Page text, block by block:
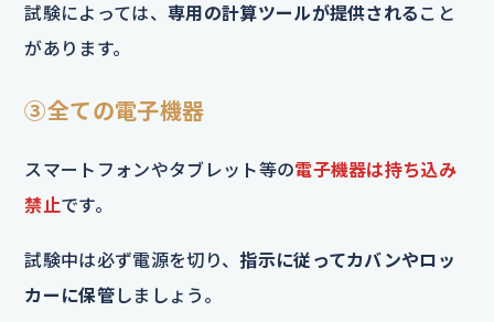
試験によっては、 専用の計算ツールが提供される こと
があります。
③全ての電子機器
スマートフォンやタブレット等の電子機器は持ち込み
禁止です。
試験中は必ず電源を切り、 指示に従ってカバンやロッ
カーに保管 しましょう。